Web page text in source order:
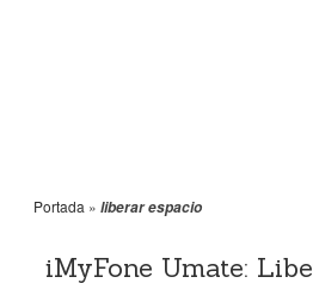
Portada » liberar espacio
iMyFone Umate: